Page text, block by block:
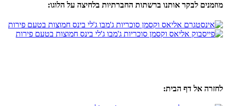
מוזמנים לבקר אותנו ברשתות החברתיות בלחיצה על הלוגו:
לחזרה אל דף הבית: